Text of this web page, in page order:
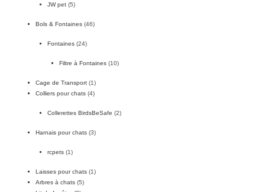
JW pet (5)
Bols & Fontaines (46)
Fontaines (24)
Filtre à Fontaines (10)
Cage de Transport (1)
Colliers pour chats (4)
Collerettes BirdsBeSafe (2)
Harnais pour chats (3)
rcpets (1)
Laisses pour chats (1)
Arbres à chats (5)